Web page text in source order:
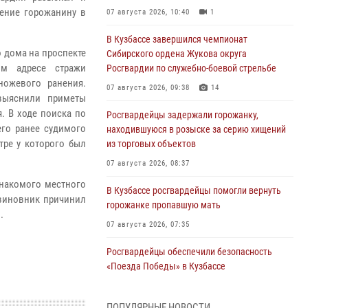
горожанину в
на проспекте
адресе стражи
ранения.
приметы
В ходе поиска по
ранее судимого
у которого был
местного
причинил
07 августа 2026, 10:40 1
В Кузбассе завершился чемпионат
Сибирского ордена Жукова округа
Росгвардии по служебно-боевой стрельбе
07 августа 2026, 09:38 14
Росгвардейцы задержали горожанку,
находившуюся в розыске за серию хищений
из торговых объектов
07 августа 2026, 08:37
В Кузбассе росгвардейцы помогли вернуть
горожанке пропавшую мать
07 августа 2026, 07:35
Росгвардейцы обеспечили безопасность
«Поезда Победы» в Кузбассе